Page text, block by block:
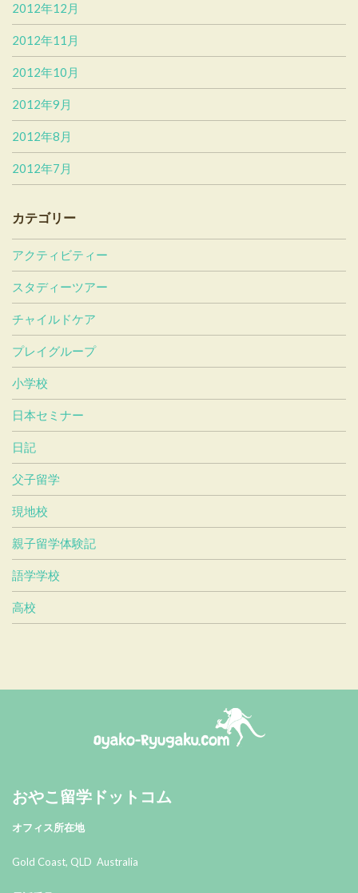
2012年12月
2012年11月
2012年10月
2012年9月
2012年8月
2012年7月
カテゴリー
アクティビティー
スタディーツアー
チャイルドケア
プレイグループ
小学校
日本セミナー
日記
父子留学
現地校
親子留学体験記
語学学校
高校
おやこ留学ドットコム
オフィス所在地
Gold Coast, QLD Australia